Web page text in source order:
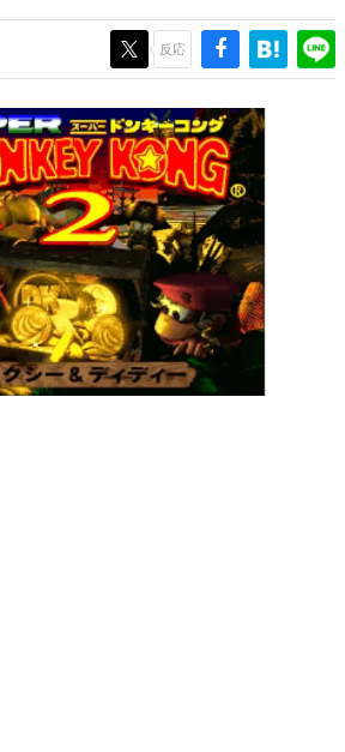
るゲーム業界レポートマンガです。
ゲームは面白い？
から解き明かしていく、硬派で骨太な評論連載
変えた日本語
「裏技」「ラスボス」… ゲームにまつわる言葉
法の変遷を、コンピューター文化史研究家・タ
が徹底調査。
反応